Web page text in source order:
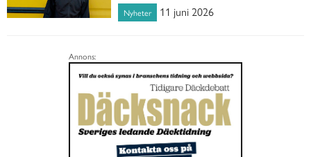
Nyheter 11 juni 2026
Annons: